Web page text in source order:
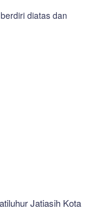
diatas dan
Jatiasih Kota